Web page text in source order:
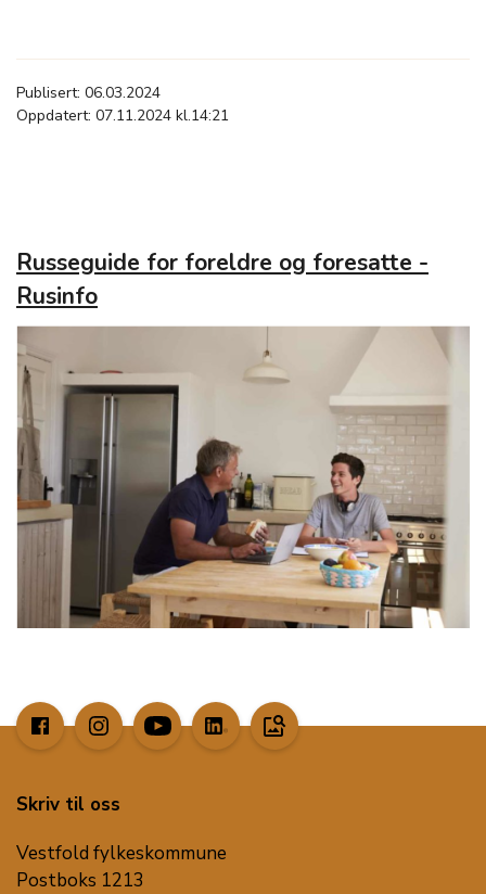
Publisert: 06.03.2024
Oppdatert: 07.11.2024 kl.14:21
Russeguide for foreldre og foresatte -
Rusinfo
image_search
Skriv til oss
Vestfold fylkeskommune
Postboks 1213